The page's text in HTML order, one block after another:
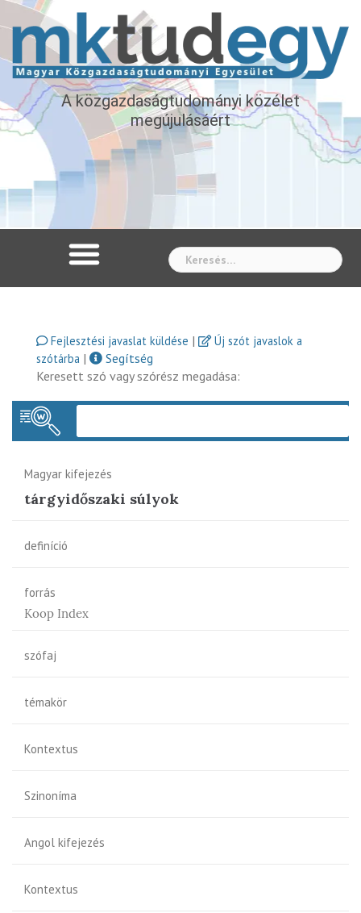
A közgazdaságtudományi közélet
megújulásáért
Fejlesztési javaslat küldése |
Új szót javaslok a
szótárba |
Segítség
Keresett szó vagy szórész megadása:
Magyar kifejezés
tárgyidőszaki súlyok
definíció
forrás
Koop Index
szófaj
témakör
Kontextus
Szinoníma
Angol kifejezés
Kontextus